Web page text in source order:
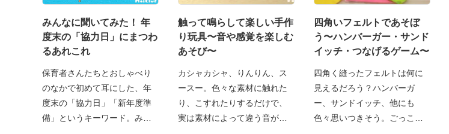
みんなに聞いてみた！ 年
度末の「協力日」にまつわ
るあれこれ
保育者さんたちとおしゃべり
のなかで初めて耳にした、年
度末の「協力日」「新年度準
備」というキーワード。みな
触って鳴らして楽しい手作
り玩具〜音や感覚を楽しむ
あそび〜
カシャカシャ、りんりん、ス
ースー。色々な素材に触れた
り、こすれたりするだけで、
実は素材によって違う音がし
四角いフェルトであそぼ
う〜ハンバーガー・サンド
イッチ・つなげるゲーム〜
四角く縫ったフェルトは何に
見えるだろう？ハンバーガ
ー、サンドイッチ、他にも
色々思いつきそう。ごっこ遊